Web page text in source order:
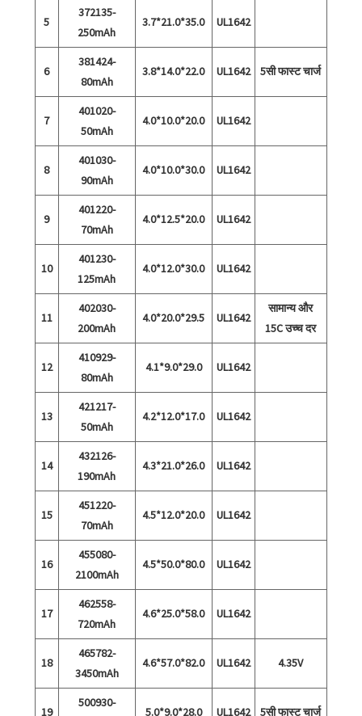
5
372135-
250mAh
3.7*21.0*35.0 UL1642
6
381424-
80mAh
3.8*14.0*22.0 UL1642 5सी फास्ट चार्ज
7
401020-
50mAh
4.0*10.0*20.0 UL1642
8
401030-
90mAh
4.0*10.0*30.0 UL1642
9
401220-
70mAh
4.0*12.5*20.0 UL1642
10
401230-
125mAh
4.0*12.0*30.0 UL1642
11
402030-
200mAh
4.0*20.0*29.5 UL1642
सामान्य और
15C उच्च दर
12
410929-
80mAh
4.1*9.0*29.0 UL1642
13
421217-
50mAh
4.2*12.0*17.0 UL1642
14
432126-
190mAh
4.3*21.0*26.0 UL1642
15
451220-
70mAh
4.5*12.0*20.0 UL1642
16
455080-
2100mAh
4.5*50.0*80.0 UL1642
17
462558-
720mAh
4.6*25.0*58.0 UL1642
18
465782-
3450mAh
4.6*57.0*82.0 UL1642 4.35V
19
500930-
5.0*9.0*28.0 UL1642 5सी फास्ट चार्ज